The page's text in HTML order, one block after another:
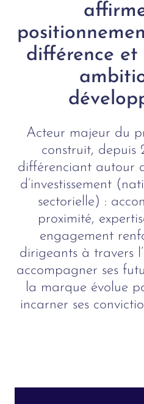
différence et
Acteur majeur du
construit, depuis
différenciant autour
d’investissement
sectorielle) :
proximité,
engagement
dirigeants à travers
accompagner ses
la marque évolue
incarner ses